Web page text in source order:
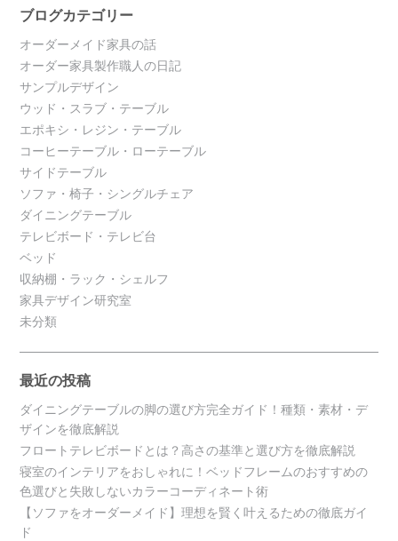
ブログカテゴリー
オーダーメイド家具の話
オーダー家具製作職人の日記
サンプルデザイン
ウッド・スラブ・テーブル
エポキシ・レジン・テーブル
コーヒーテーブル・ローテーブル
サイドテーブル
ソファ・椅子・シングルチェア
ダイニングテーブル
テレビボード・テレビ台
ベッド
収納棚・ラック・シェルフ
家具デザイン研究室
未分類
最近の投稿
ダイニングテーブルの脚の選び方完全ガイド！種類・素材・デ
ザインを徹底解説
フロートテレビボードとは？高さの基準と選び方を徹底解説
寝室のインテリアをおしゃれに！ベッドフレームのおすすめの
色選びと失敗しないカラーコーディネート術
【ソファをオーダーメイド】理想を賢く叶えるための徹底ガイ
ド